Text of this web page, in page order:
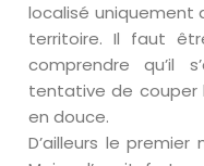
localisé uniquement
territoire. Il faut
comprendre qu’il
tentative de couper
en douce.
D’ailleurs le